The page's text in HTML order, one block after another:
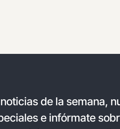
de la semana,
e infórmate